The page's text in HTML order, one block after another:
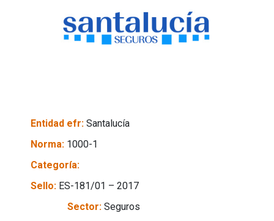
Entidad efr: Santalucía
Norma: 1000-1
Categoría:
Sello: ES-181/01 – 2017
Sector: Seguros